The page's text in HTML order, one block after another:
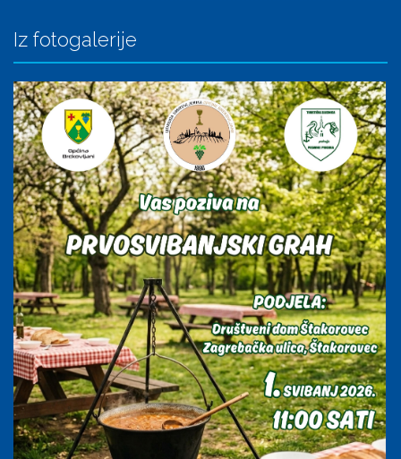
Iz fotogalerije